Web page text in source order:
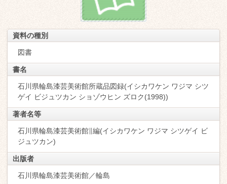
資料の種別
図書
書名
石川県輪島漆芸美術館所蔵品図録(イシカワケン ワジマ シツ
ゲイ ビジュツカン ショゾウヒン ズロク(1998))
著者名等
石川県輪島漆芸美術館∥編(イシカワケン ワジマ シツゲイ ビ
ジュツカン)
出版者
石川県輪島漆芸美術館／輪島